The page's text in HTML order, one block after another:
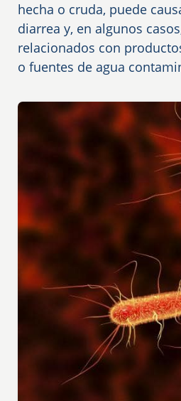
hecha o cruda, puede
diarrea y, en algunos
relacionados con
o fuentes de agua